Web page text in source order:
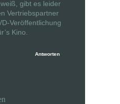
gibt es leider
Vertriebspartner
Veröffentlichung
Kino.
Antworten